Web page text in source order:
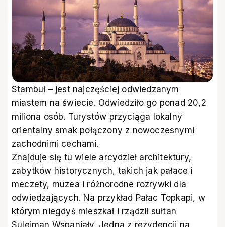
Stambuł – jest najczęściej odwiedzanym
miastem na świecie. Odwiedziło go ponad 20,2
miliona osób. Turystów przyciąga lokalny
orientalny smak połączony z nowoczesnymi
zachodnimi cechami.
Znajduje się tu wiele arcydzieł architektury,
zabytków historycznych, takich jak pałace i
meczety, muzea i różnorodne rozrywki dla
odwiedzających. Na przykład Pałac Topkapi, w
którym niegdyś mieszkał i rządził sułtan